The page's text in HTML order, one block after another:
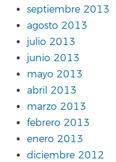
septiembre 2013
agosto 2013
julio 2013
junio 2013
mayo 2013
abril 2013
marzo 2013
febrero 2013
enero 2013
diciembre 2012